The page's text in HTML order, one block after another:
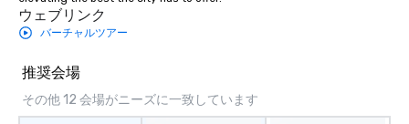
ウェブリンク
バーチャルツアー
推奨会場
その他 12 会場がニーズに一致しています